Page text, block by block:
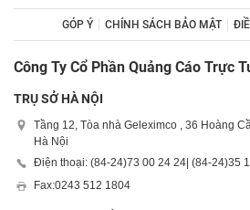
GÓP Ý CHÍNH SÁCH BẢO MẬT
Công Ty Cổ Phần Quảng Cáo Trực
TRỤ SỞ HÀ NỘI
Tầng 12, Tòa nhà Geleximco , 36 Hoàng
Hà Nội
Điện thoại: (84-24)73 00 24 24 | (84-24)35
Fax:0243 512 1804